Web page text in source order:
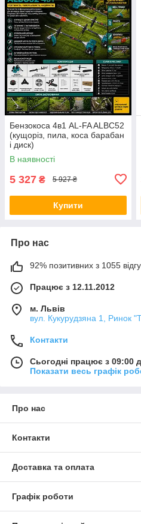
Бензокоса 4в1 AL-FA ALBC52
(кущоріз, пила, коса барабан
і диск)
В наявності
5 327 ₴ 5 927 ₴
Купити
Про нас
92% позитивних з 1055
Працює з 12.11.2012
м. Львів
вул. Кукурудзяна 1, Ринок
Контакти
Сьогодні працює з 09:00
Показати весь графік
Про нас
Контакти
Доставка та оплата
Графік роботи